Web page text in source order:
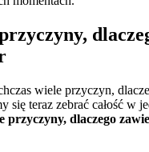
wiele przyczyn,
się teraz zebrać całość w
przyczyny, dlaczego